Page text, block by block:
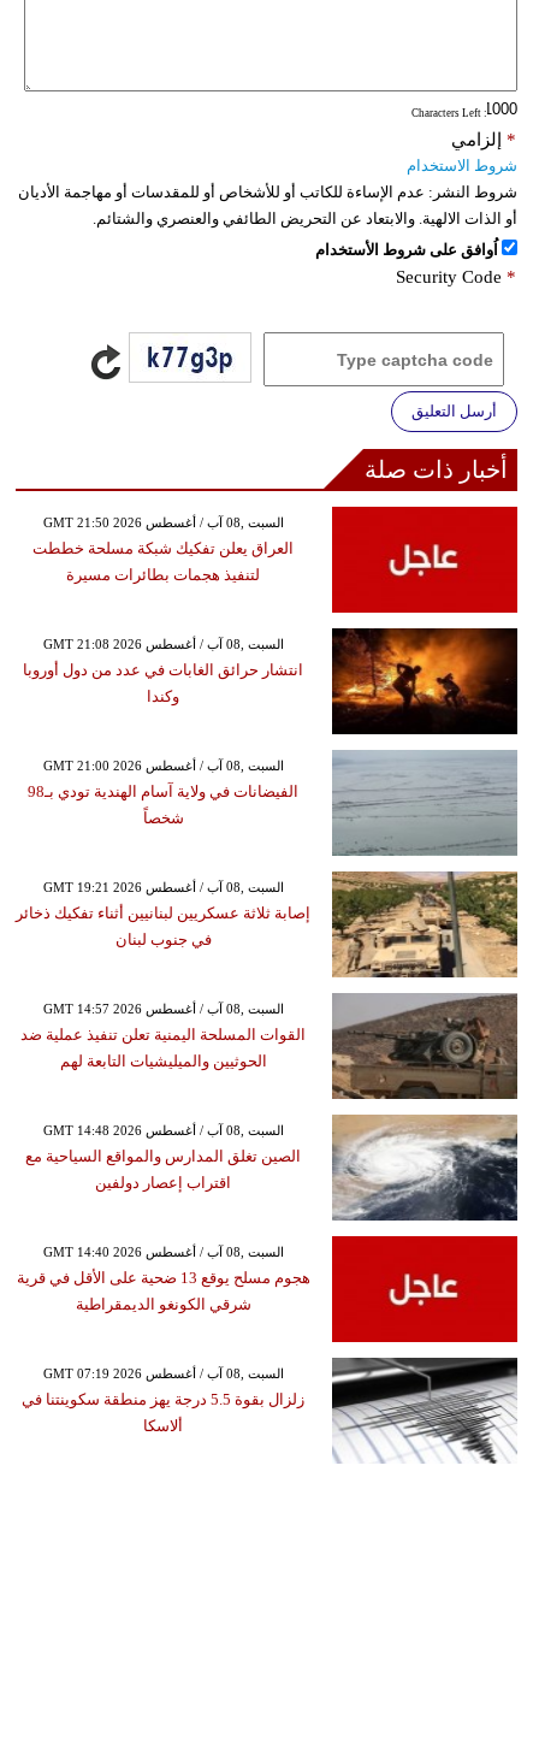
: Characters Left
إلزامي *
شروط الاستخدام
شروط النشر: عدم الإساءة للكاتب أو للأشخاص أو للمقدسات أو مهاجمة الأديان
أو الذات الالهية. والابتعاد عن التحريض الطائفي والعنصري والشتائم.
اُوافق على شروط الأستخدام
Security Code *
أرسل التعليق
أخبار ذات صلة
GMT 21:50 2026 السبت ,08 آب / أغسطس
العراق يعلن تفكيك شبكة مسلحة خططت
لتنفيذ هجمات بطائرات مسيرة
GMT 21:08 2026 السبت ,08 آب / أغسطس
انتشار حرائق الغابات في عدد من دول أوروبا
وكندا
GMT 21:00 2026 السبت ,08 آب / أغسطس
الفيضانات في ولاية آسام الهندية تودي بـ98
شخصاً
GMT 19:21 2026 السبت ,08 آب / أغسطس
إصابة ثلاثة عسكريين لبنانيين أثناء تفكيك ذخائر
في جنوب لبنان
GMT 14:57 2026 السبت ,08 آب / أغسطس
القوات المسلحة اليمنية تعلن تنفيذ عملية ضد
الحوثيين والميليشيات التابعة لهم
GMT 14:48 2026 السبت ,08 آب / أغسطس
الصين تغلق المدارس والمواقع السياحية مع
اقتراب إعصار دولفين
GMT 14:40 2026 السبت ,08 آب / أغسطس
هجوم مسلح يوقع 13 ضحية على الأقل في قرية
شرقي الكونغو الديمقراطية
GMT 07:19 2026 السبت ,08 آب / أغسطس
زلزال بقوة 5.5 درجة يهز منطقة سكوينتنا في
ألاسكا